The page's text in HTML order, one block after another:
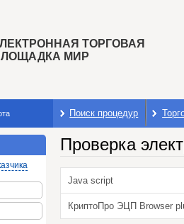
ТОРГОВАЯ
МИР
Поиск процедур
Проверка
Java script
КриптоПро ЭЦП Browser